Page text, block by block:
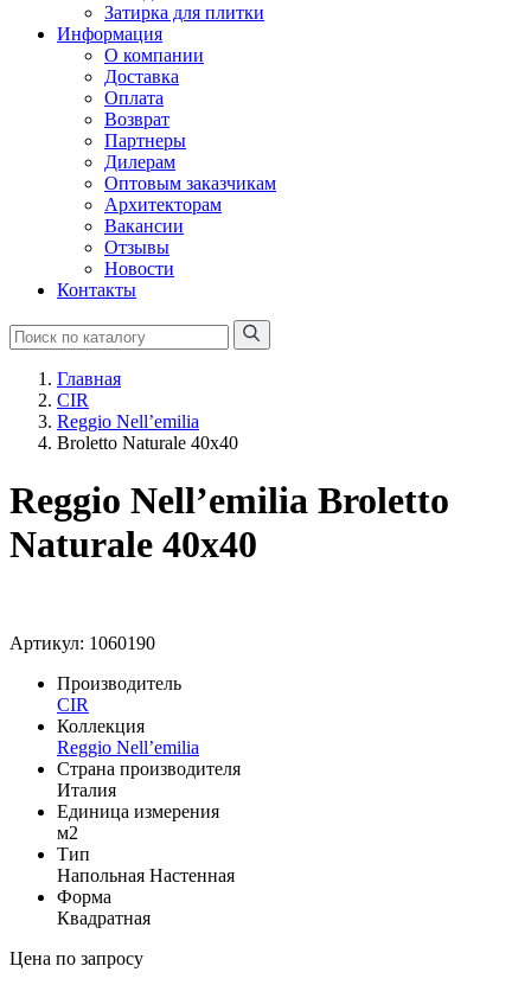
Затирка для плитки
Информация
О компании
Доставка
Оплата
Возврат
Партнеры
Дилерам
Оптовым заказчикам
Архитекторам
Вакансии
Отзывы
Новости
Контакты
Главная
CIR
Reggio Nell’emilia
Broletto Naturale 40x40
Reggio Nell’emilia Broletto
Naturale 40x40
Артикул: 1060190
Производитель
CIR
Коллекция
Reggio Nell’emilia
Страна производителя
Италия
Единица измерения
м2
Тип
Напольная Настенная
Форма
Квадратная
Цена по запросу